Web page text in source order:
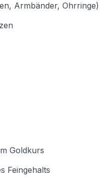
Armbänder, Ohrringe)
Goldkurs
Feingehalts